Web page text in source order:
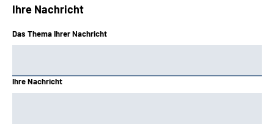
Ihre Nachricht
Das Thema Ihrer Nachricht
Ihre Nachricht